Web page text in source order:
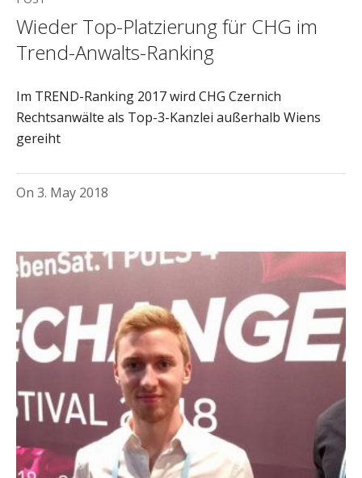
Wieder Top-Platzierung für CHG im
Trend-Anwalts-Ranking
Im TREND-Ranking 2017 wird CHG Czernich
Rechtsanwälte als Top-3-Kanzlei außerhalb Wiens
gereiht
On 3. May 2018